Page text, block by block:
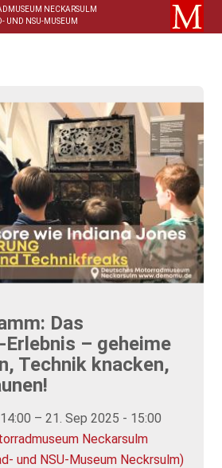
NECKARSULM
UND NSU-MUSEUM
Das
– geheime
Technik knacken,
– 21. Sep 2025 - 15:00
Neckarsulm
und NSU-Museum Neckrsulm)